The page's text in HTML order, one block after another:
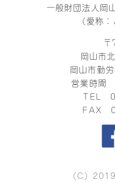
一般財団法人岡
（愛称
岡山市
岡山市勤
営業時間
TEL
FAX
（C）